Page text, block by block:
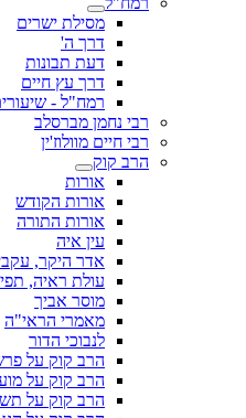
מסילת ישרים
דרך ה'
דעת תבונות
דרך עץ חיים
רמח"ל -
רבי נחמן מברסלב
רבי חיים מוולוז'ין
הרב קוק
אורות
אורות הקודש
אורות התורה
עין איה
אדר היקר,
עולת ראיה,
מוסר אביך
מאמרי הראי"ה
לנבוכי הדור
הרב קוק על
הרב קוק על
הרב קוק על